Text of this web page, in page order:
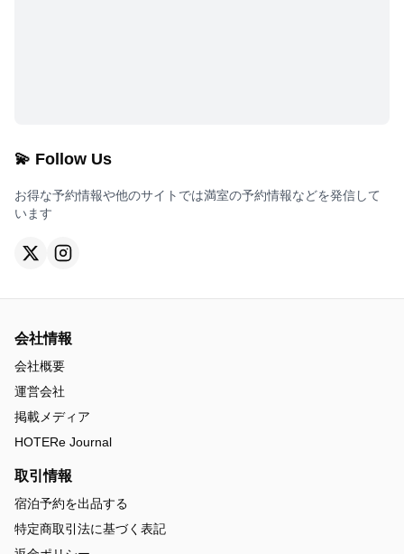
💫 Follow Us
お得な予約情報や他のサイトでは満室の予約情報などを発信して
います
会社情報
会社概要
運営会社
掲載メディア
HOTERe Journal
取引情報
宿泊予約を出品する
特定商取引法に基づく表記